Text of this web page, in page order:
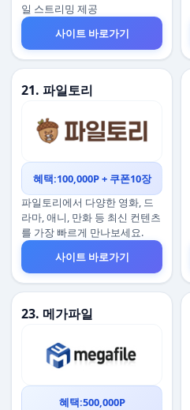
일 스트리밍 제공
사이트 바로가기
21. 파일토리
혜택:100,000P + 쿠폰10장
파일토리에서 다양한 영화, 드
라마, 애니, 만화 등 최신 컨텐츠
를 가장 빠르게 만나보세요.
사이트 바로가기
23. 메가파일
혜택:500,000P